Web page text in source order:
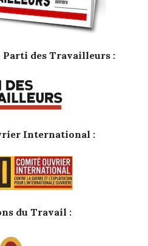
des Travailleurs :
International :
du Travail :